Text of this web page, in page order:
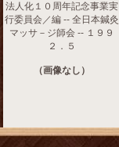
法人化１０周年記念事業実
行委員会／編 -- 全日本鍼灸
マッサ－ジ師会 -- １９９
２．５
（画像なし）